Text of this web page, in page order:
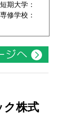
大学：
学校：
ク株式